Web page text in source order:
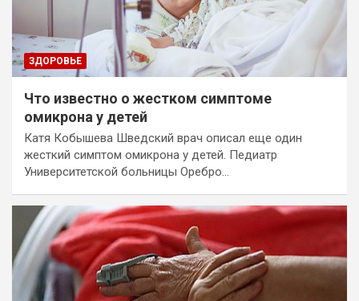
ЗДОРОВЬЕ
Что известно о жестком симптоме
омикрона у детей
Катя Кобышева Шведский врач описал еще один
жесткий симптом омикрона у детей. Педиатр
Университетской больницы Оребро…